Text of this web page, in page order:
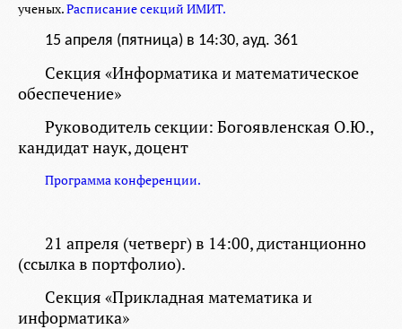
ученых.Расписание секций ИМИТ.
15 апреля (пятница) в 14:30,ауд. 361
Секция«Информатика и математическое
обеспечение»
Руководитель секции: Богоявленская О.Ю.,
кандидат наук, доцент
Программа конференции.
21 апреля (четверг) в 14:00,дистанционно
(ссылка в портфолио).
Секция«Прикладная математика и
информатика»